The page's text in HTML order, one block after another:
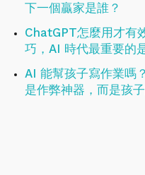
下一個贏家是誰？
ChatGPT怎麼用才有
巧，AI 時代最重要的
AI 能幫孩子寫作業嗎
是作弊神器，而是孩